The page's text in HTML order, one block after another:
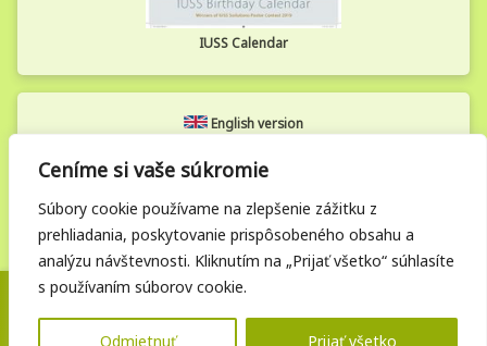
Ceníme si vaše súkromie
Súbory cookie používame na zlepšenie zážitku z
prehliadania, poskytovanie prispôsobeného obsahu a
analýzu návštevnosti. Kliknutím na „Prijať všetko“ súhlasíte
s používaním súborov cookie.
Odmietnuť Prijať všetko
IUSS Calendar
English version
Zamestnanecká zóna
Posledná aktualizácia: 05. 12. 2025 | © Vupop.sk. Všetky práva